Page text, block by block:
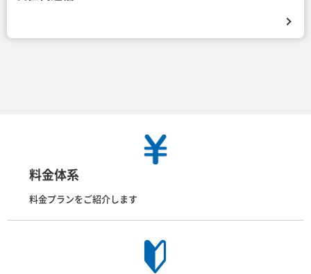
料金体系
料金プランをご紹介します